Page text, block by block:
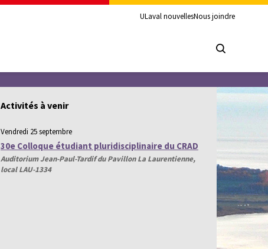
ULaval nouvellesNous joindre
Activités à venir
Vendredi 25 septembre
30e Colloque étudiant pluridisciplinaire du CRAD
Auditorium Jean-Paul-Tardif du Pavillon La Laurentienne,
local LAU-1334